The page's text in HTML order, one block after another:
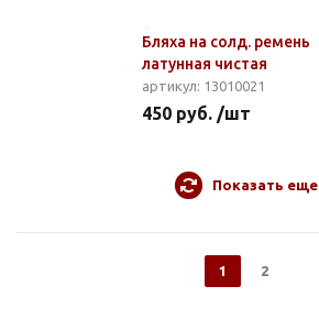
Бляха на солд. ремень
латунная чистая
артикул: 13010021
450 руб. /шт
Показать еще
1 2